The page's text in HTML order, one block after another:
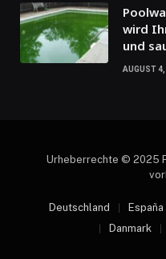
wird
und
AUGUST
Urheberrechte © 2025
Deutschland España
Danmark